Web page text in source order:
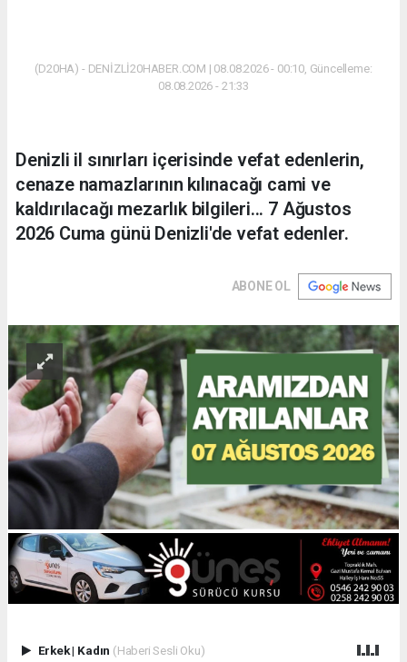
(D20HA) - DENİZLİ20HABER.COM | 08.08.2026 - 00:10, Güncelleme:
08.08.2026 - 21:33
Denizli il sınırları içerisinde vefat edenlerin,
cenaze namazlarının kılınacağı cami ve
kaldırılacağı mezarlık bilgileri... 7 Ağustos
2026 Cuma günü Denizli'de vefat edenler.
ABONE OL
Erkek| Kadın (Haberi Sesli Oku)